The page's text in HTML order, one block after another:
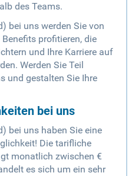
des Teams.
bei uns werden Sie von
profitieren, die
und Ihre Karriere auf
Werden Sie Teil
und gestalten Sie Ihre
bei uns
bei uns haben Sie eine
Die tarifliche
monatlich zwischen €
es sich um ein sehr